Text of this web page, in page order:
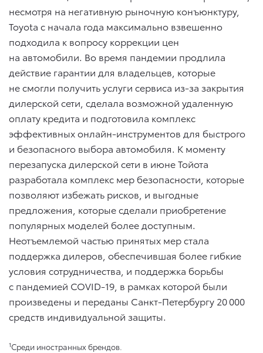
несмотря на негативную рыночную конъюнктуру,
Toyota с начала года максимально взвешенно
подходила к вопросу коррекции цен
на автомобили. Во время пандемии продлила
действие гарантии для владельцев, которые
не смогли получить услуги сервиса из-за закрытия
дилерской сети, сделала возможной удаленную
оплату кредита и подготовила комплекс
эффективных онлайн-инструментов для быстрого
и безопасного выбора автомобиля. К моменту
перезапуска дилерской сети в июне Тойота
разработала комплекс мер безопасности, которые
позволяют избежать рисков, и выгодные
предложения, которые сделали приобретение
популярных моделей более доступным.
Неотъемлемой частью принятых мер стала
поддержка дилеров, обеспечившая более гибкие
условия сотрудничества, и поддержка борьбы
с пандемией COVID-19, в рамках которой были
произведены и переданы Санкт-Петербургу 20 000
средств индивидуальной защиты.
1Среди иностранных брендов.